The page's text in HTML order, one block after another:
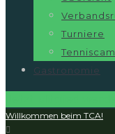
Turniere
Gastronomie
Willkommen beim TCA!